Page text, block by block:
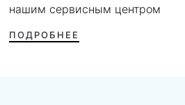
нашим сервисным центром
ПОДРОБНЕЕ